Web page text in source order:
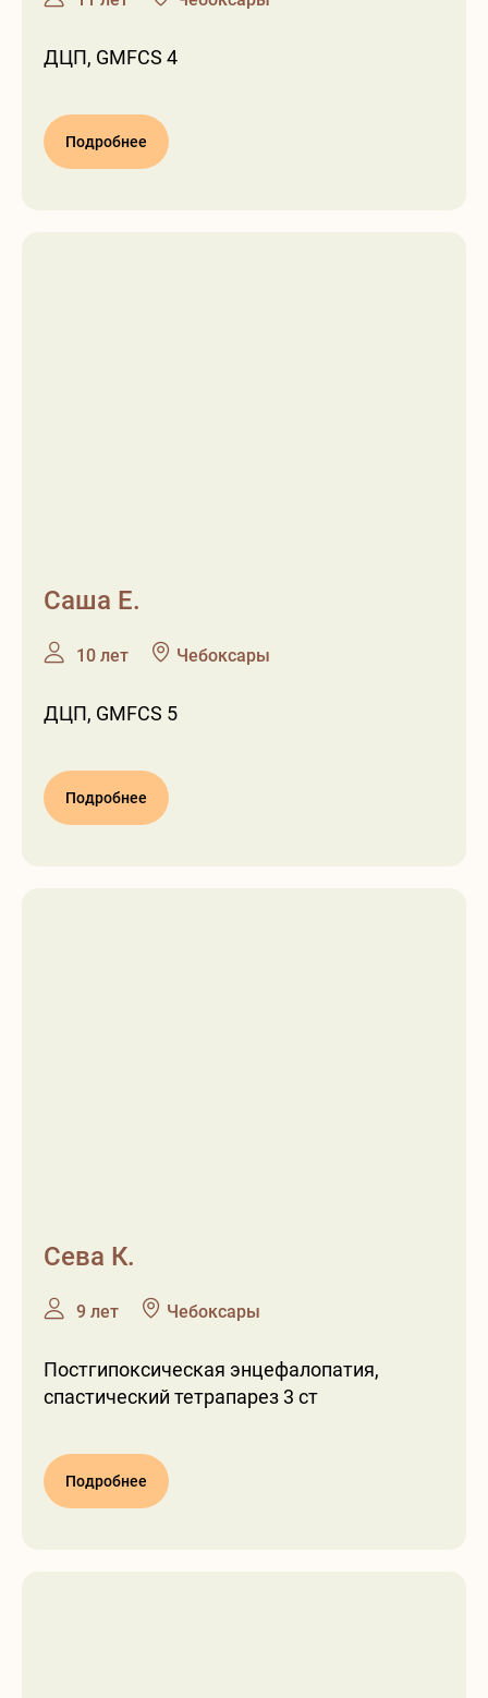
ДЦП, GMFCS 4
Подробнее
Саша Е.
❶ 10 лет ❷ Чебоксары
ДЦП, GMFCS 5
Подробнее
Сева К.
❶ 9 лет ❷ Чебоксары
Постгипоксическая энцефалопатия,
спастический тетрапарез 3 ст
Подробнее